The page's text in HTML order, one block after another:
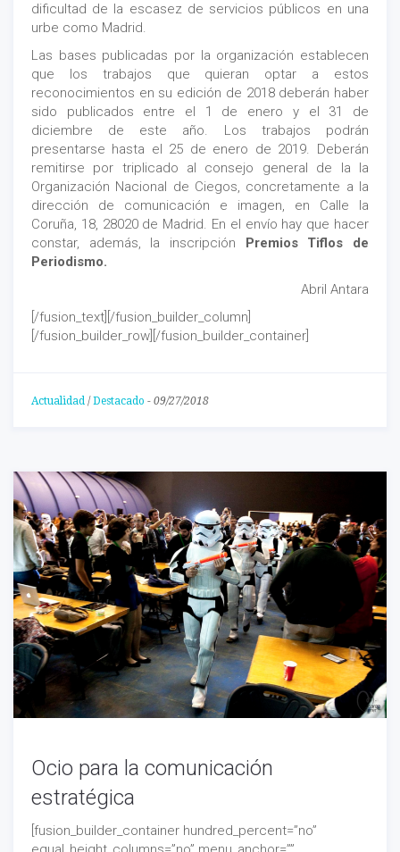
dificultad de la escasez de servicios públicos en una
urbe como Madrid.
Las bases publicadas por la organización establecen
que los trabajos que quieran optar a estos
reconocimientos en su edición de 2018 deberán haber
sido publicados entre el 1 de enero y el 31 de
diciembre de este año. Los trabajos podrán
presentarse hasta el 25 de enero de 2019. Deberán
remitirse por triplicado al consejo general de la la
Organización Nacional de Ciegos, concretamente a la
dirección de comunicación e imagen, en Calle la
Coruña, 18, 28020 de Madrid. En el envío hay que hacer
constar, además, la inscripción Premios Tiflos de
Periodismo.
Abril Antara
[/fusion_text][/fusion_builder_column]
[/fusion_builder_row][/fusion_builder_container]
Actualidad / Destacado - 09/27/2018
Ocio para la comunicación
estratégica
[fusion_builder_container hundred_percent=”no”